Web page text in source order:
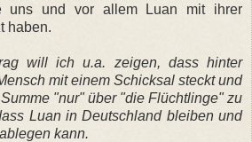
uns und vor allem Luan mit ihrer
haben.
will ich u.a. zeigen, dass hinter
mit einem Schicksal steckt und
"nur" über "die Flüchtlinge" zu
Luan in Deutschland bleiben und
kann.